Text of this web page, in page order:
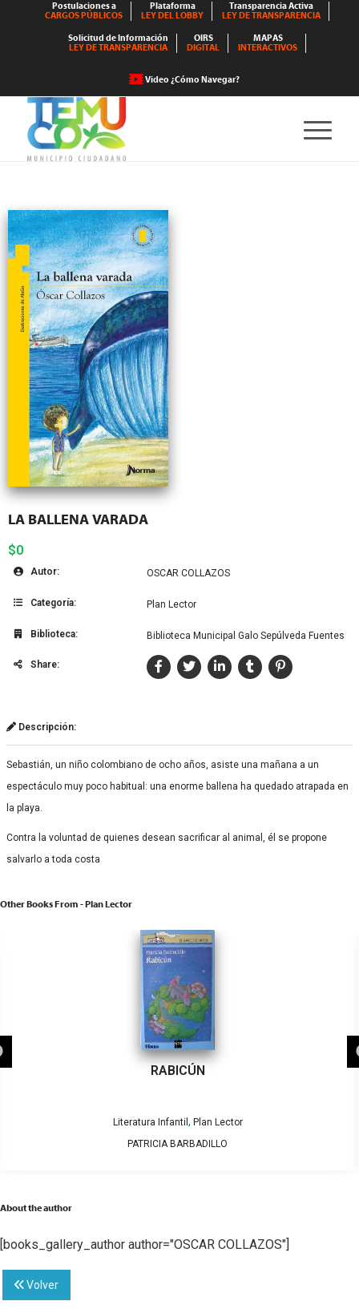
Postulaciones a
CARGOS PÚBLICOS
Plataforma
LEY DEL LOBBY
Transparencia Activa
LEY DE TRANSPARENCIA
Solicitud de Información
LEY DE TRANSPARENCIA
OIRS
DIGITAL
MAPAS
INTERACTIVOS
Video ¿Cómo Navegar?
LA BALLENA VARADA
$0
Autor: OSCAR COLLAZOS
Categoría: Plan Lector
Biblioteca: Biblioteca Municipal Galo Sepúlveda Fuentes
Share:
Descripción:
Sebastián, un niño colombiano de ocho años, asiste una mañana a un
espectáculo muy poco habitual: una enorme ballena ha quedado atrapada en
la playa.
Contra la voluntad de quienes desean sacrificar al animal, él se propone
salvarlo a toda costa
Other Books From - Plan Lector
RABICÚN
Literatura Infantil , Plan Lector
PATRICIA BARBADILLO
About the author
[books_gallery_author author="OSCAR COLLAZOS"]
Volver